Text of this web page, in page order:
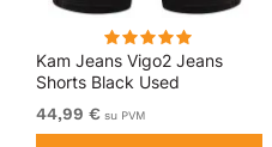
Kam Jeans Vigo2 Jeans
Shorts Black Used
44,99 € su PVM